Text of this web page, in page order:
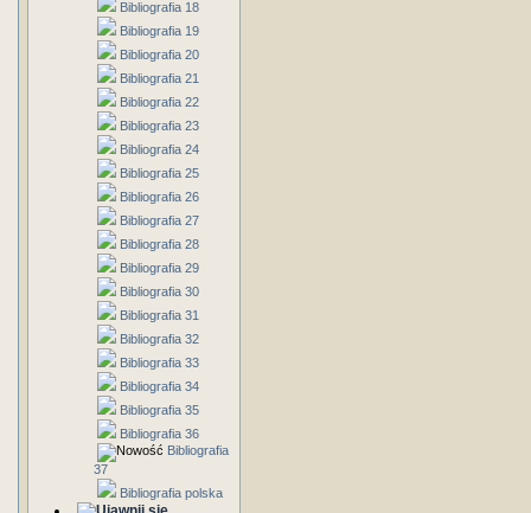
Bibliografia 18
Bibliografia 19
Bibliografia 20
Bibliografia 21
Bibliografia 22
Bibliografia 23
Bibliografia 24
Bibliografia 25
Bibliografia 26
Bibliografia 27
Bibliografia 28
Bibliografia 29
Bibliografia 30
Bibliografia 31
Bibliografia 32
Bibliografia 33
Bibliografia 34
Bibliografia 35
Bibliografia 36
Bibliografia
37
Bibliografia polska